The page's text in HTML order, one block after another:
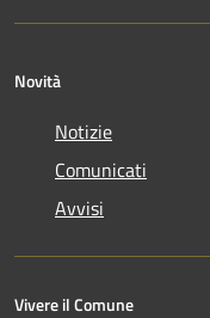
Novità
Notizie
Comunicati
Avvisi
Vivere il Comune